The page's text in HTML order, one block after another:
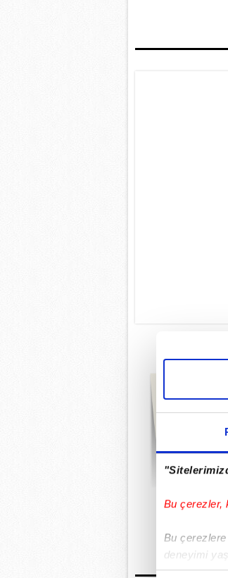
Bu çerezler,
Bu
deneyimi
içerikleri